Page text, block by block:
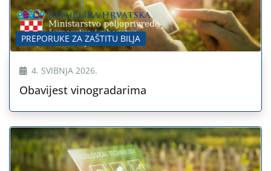
PREPORUKE ZA ZAŠTITU BILJA
4. SVIBNJA 2026.
Obavijest vinogradarima